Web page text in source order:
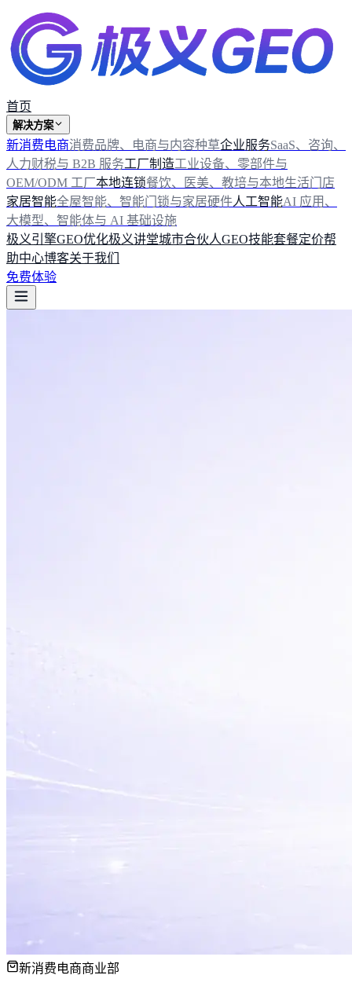
首页
解决方案
新消费电商消费品牌、电商与内容种草企业服务SaaS、咨询、
人力财税与 B2B 服务工厂制造工业设备、零部件与
OEM/ODM 工厂本地连锁餐饮、医美、教培与本地生活门店
家居智能全屋智能、智能门锁与家居硬件人工智能AI 应用、
大模型、智能体与 AI 基础设施
极义引擎GEO优化极义讲堂城市合伙人GEO技能套餐定价帮
助中心博客关于我们
免费体验
新消费电商商业部